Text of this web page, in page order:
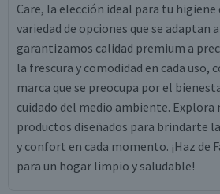
Care, la elección ideal para tu higiene
variedad de opciones que se adaptan
garantizamos calidad premium a
la frescura y comodidad en cada uso,
marca que se preocupa por el
cuidado del medio ambiente. Explora
productos diseñados para brindarte
y confort en cada momento. ¡Haz de
para un hogar limpio y saludable!